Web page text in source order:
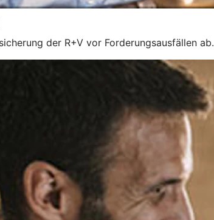
der R+V vor Forderungsausfällen ab.